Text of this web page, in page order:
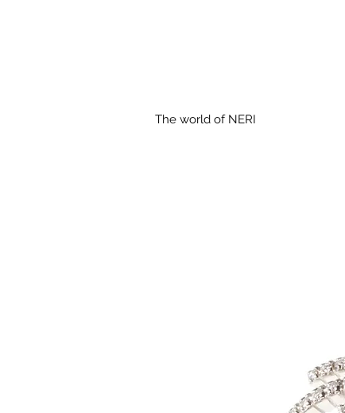
The world of NERI